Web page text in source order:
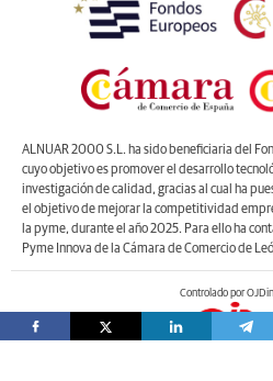
ALNUAR 2000 S.L. ha sido beneficiaria del
cuyo objetivo es promover el desarrollo
investigación de calidad, gracias al cual ha
el objetivo de mejorar la competitividad
la pyme, durante el año 2025. Para ello ha
Pyme Innova de la Cámara de Comercio de
Controlado por